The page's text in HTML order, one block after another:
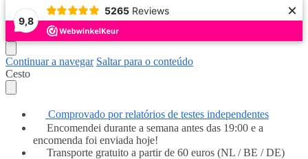
9,8
5265 Reviews ×
Continuar a navegar Saltar para o conteúdo
Cesto
Comprovado por relatórios de testes independentes
Encomendei durante a semana antes das 19:00 e a
encomenda foi enviada hoje!
Transporte gratuito a partir de 60 euros (NL / BE / DE)
Popular
Popular
Popular
Popular
Popular
Popular
Recomendado
Recomendado